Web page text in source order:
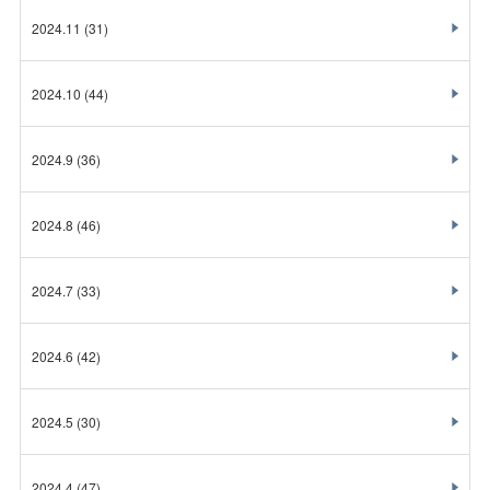
2024.11 (31)
2024.10 (44)
2024.9 (36)
2024.8 (46)
2024.7(33)
2024.6 (42)
2024.5 (30)